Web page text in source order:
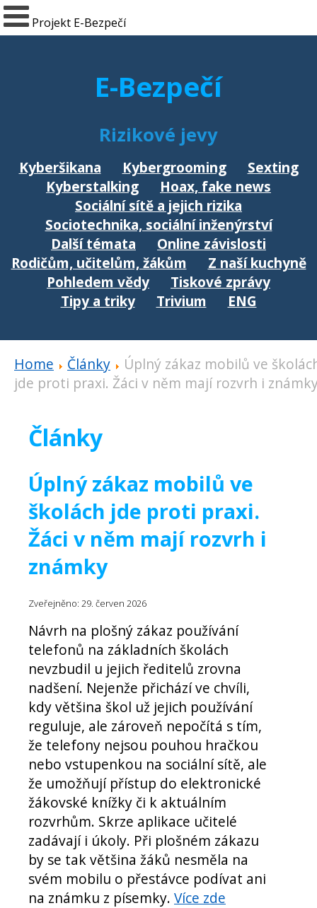
Projekt E-Bezpečí
E-Bezpečí
Rizikové jevy
Kyberšikana Kybergrooming
Sexting
Kyberstalking
Hoax, fake news
Sociální sítě a jejich rizika
Sociotechnika, sociální inženýrství
Další témata
Online závislosti
Rodičům, učitelům, žákům
Z naší kuchyně
Pohledem vědy
Tiskové zprávy
Tipy a triky
Trivium ENG
Home Články
Úplný zákaz mobilů ve
jde proti praxi. Žáci v něm mají rozvrh i
Články
Úplný zákaz mobilů ve
školách jde proti praxi.
Žáci v něm mají rozvrh i
známky
Zveřejněno: 29. červen 2026
Návrh na plošný zákaz používání
telefonů na základních školách
nevzbudil u jejich ředitelů zrovna
nadšení. Nejenže přichází ve chvíli,
kdy většina škol už jejich používání
reguluje, ale zároveň nepočítá s tím,
že telefony nejsou pouhou hračkou
nebo vstupenkou na sociální sítě, ale
že umožňují přístup do elektronické
žákovské knížky či k aktuálním
rozvrhům. Skrze aplikace učitelé
zadávají i úkoly. Při plošném zákazu
by se tak většina žáků nesměla na
svém mobilu o přestávce podívat ani
na známku z písemky. Více zde